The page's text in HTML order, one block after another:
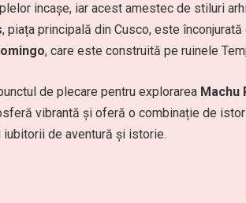
incașe, iar acest amestec de stiluri
, piața principală din Cusco, este
, care este construită pe ruinele
de plecare pentru explorarea Machu
vibrantă și oferă o combinație de
de aventură și istorie.